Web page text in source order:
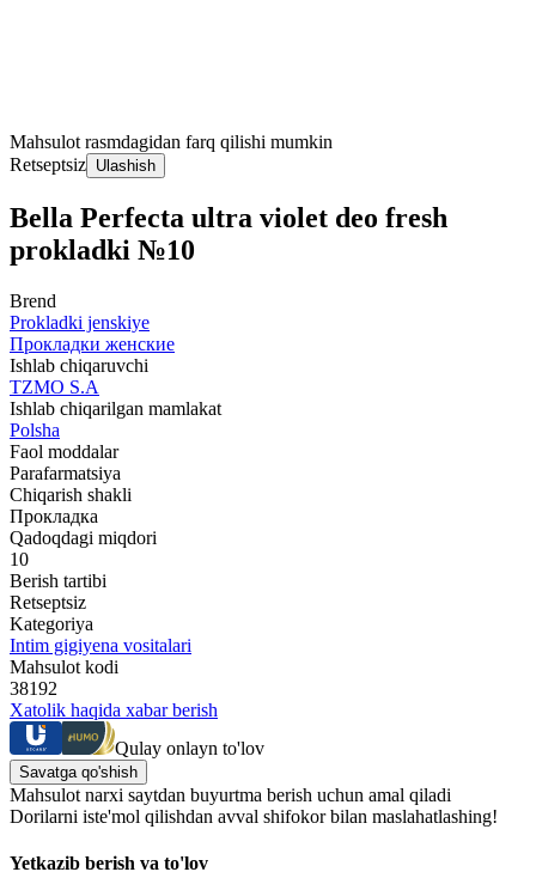
Mahsulot rasmdagidan farq qilishi mumkin
Retseptsiz Ulashish
Bella Perfecta ultra violet deo fresh
prokladki №10
Brend
Prokladki jenskiye
Прокладки женские
Ishlab chiqaruvchi
TZMO S.A
Ishlab chiqarilgan mamlakat
Polsha
Faol moddalar
Parafarmatsiya
Chiqarish shakli
Прокладка
Qadoqdagi miqdori
10
Berish tartibi
Retseptsiz
Kategoriya
Intim gigiyena vositalari
Mahsulot kodi
38192
Xatolik haqida xabar berish
Qulay onlayn to'lov
Savatga qo'shish
Mahsulot narxi saytdan buyurtma berish uchun amal qiladi
Dorilarni iste'mol qilishdan avval shifokor bilan maslahatlashing!
Yetkazib berish va to'lov